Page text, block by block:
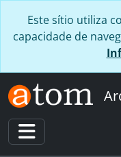
Este sítio utiliza
capacidade de
Toggle